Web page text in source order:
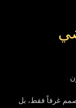
غرفاً فقط، بل